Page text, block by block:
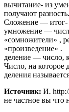
вычитание- из
получают разность.
Сложение — итог-
умножение —
«сомножители» ,
«произведение» .
деление — число,
Число, на которое
деления
Источник: И.
не частное вы что